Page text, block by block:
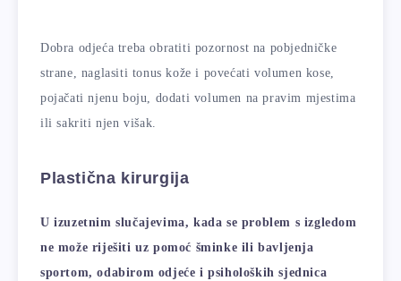
Dobra odjeća treba obratiti pozornost na pobjedničke
strane, naglasiti tonus kože i povećati volumen kose,
pojačati njenu boju, dodati volumen na pravim mjestima
ili sakriti njen višak.
Plastična kirurgija
U izuzetnim slučajevima, kada se problem s izgledom
ne može riješiti uz pomoć šminke ili bavljenja
sportom, odabirom odjeće i psiholoških sjednica